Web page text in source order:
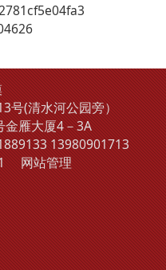
号(清水河公园旁）
金雁大厦4－3A
13980901713
网站管理